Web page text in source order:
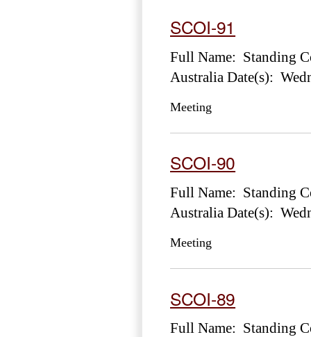
SCOI-91
Full Name: Standing
Australia Date(s):
Meeting
SCOI-90
Full Name: Standing
Australia Date(s):
Meeting
SCOI-89
Full Name: Standing